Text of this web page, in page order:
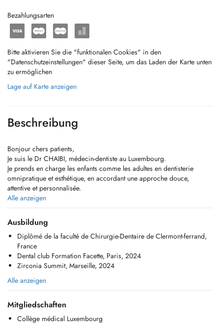
Bezahlungsarten
Bitte aktivieren Sie die "funktionalen Cookies" in den
"Datenschutzeinstellungen" dieser Seite, um das Laden der Karte unten
zu ermöglichen
Lage auf Karte anzeigen
Beschreibung
Bonjour chers patients,
Je suis le Dr CHAIBI, médecin-dentiste au Luxembourg.
Je prends en charge les enfants comme les adultes en dentisterie
omnipratique et esthétique, en accordant une approche douce,
attentive et personnalisée.
Je reçois également les patients en urgence, sans rendez-vous, afin
d'assurer une prise en charge rapide et efficace.
------------
Hello dear patient,
My name is Dr Chaibi, and I am a dentist practicing in Luxembourg.
I care for both children and adults in general and aesthetic dentistry,
always taking a gentle, attentive, and personalized approach to ensure
your comfort and well-being.
appointment, to provide prompt and effective treatment in a calm and
reassuring environment.
Alle anzeigen
Ausbildung
Diplômé de la faculté de Chirurgie-Dentaire de Clermont-ferrand,
France
Dental club Formation Facette, Paris, 2024
Zirconia Summit, Marseille, 2024
Alle anzeigen
Mitgliedschaften
Collège médical Luxembourg